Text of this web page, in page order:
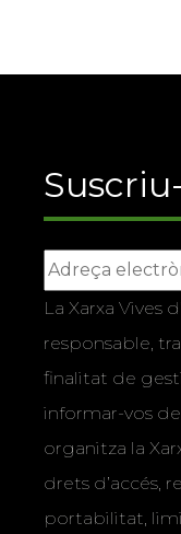
La Xarxa Vives
responsable,
finalitat de
informar-vos
organitza la
drets d’accés,
portabilitat,